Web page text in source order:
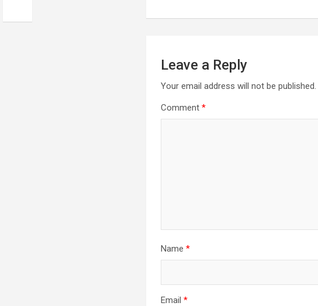
Leave a Reply
Your email address will not be published.
Comment*
Name*
Email*